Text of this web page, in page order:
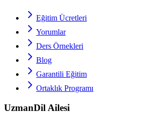
Eğitim Ücretleri
Yorumlar
Ders Örnekleri
Blog
Garantili Eğitim
Ortaklık Programı
UzmanDil Ailesi